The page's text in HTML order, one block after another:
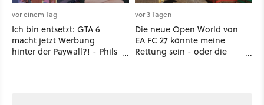
vor einem Tag
Ich bin entsetzt: GTA 6
macht jetzt Werbung
hinter der Paywall?! - Phils
vor 3 Tagen
Die neue Open World von
EA FC 27 könnte meine
Rettung sein - oder die